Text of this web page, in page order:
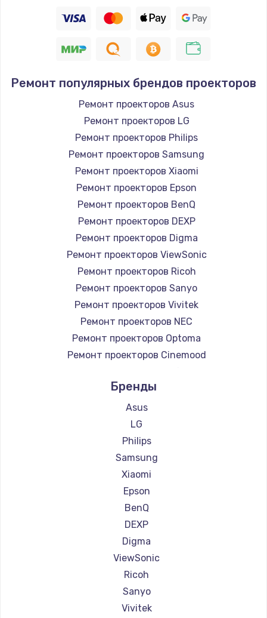
Ремонт популярных брендов проекторов
Ремонт проекторов Asus
Ремонт проекторов LG
Ремонт проекторов Philips
Ремонт проекторов Samsung
Ремонт проекторов Xiaomi
Ремонт проекторов Epson
Ремонт проекторов BenQ
Ремонт проекторов DEXP
Ремонт проекторов Digma
Ремонт проекторов ViewSonic
Ремонт проекторов Ricoh
Ремонт проекторов Sanyo
Ремонт проекторов Vivitek
Ремонт проекторов NEC
Ремонт проекторов Optoma
Ремонт проекторов Cinemood
Ремонт проекторов Barco
Ремонт проекторов Xgimi
Ремонт проекторов Canon
Ремонт проекторов JVC
Ремонт проекторов Casio
Ремонт проекторов Hiper
Ремонт проекторов HITACHI
Ремонт проекторов Panasonic
Ремонт проекторов Hisense
Бренды
Asus
LG
Philips
Samsung
Xiaomi
Epson
BenQ
DEXP
Digma
ViewSonic
Ricoh
Sanyo
Vivitek